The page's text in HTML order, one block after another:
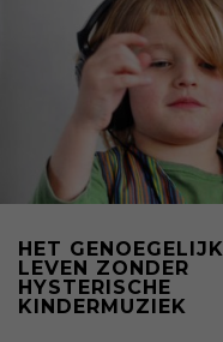
HET
LEVEN ZONDER
HYSTERISCHE
KINDERMUZIEK